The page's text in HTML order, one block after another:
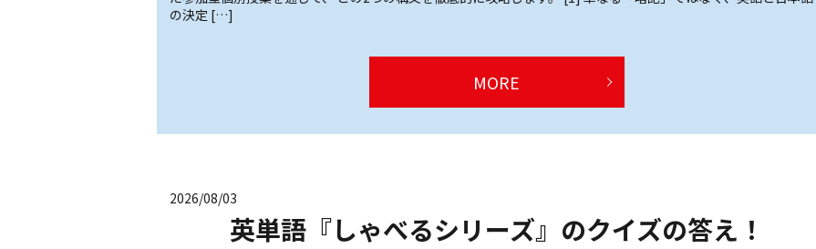
の決定 […]
MORE
2026/08/03
英単語『しゃべるシリーズ』のクイズの答え！